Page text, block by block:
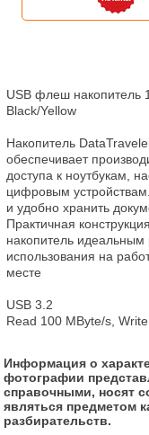
USB флеш накопитель
Black/Yellow
Накопитель
обеспечивает
доступа к ноутбукам,
цифровым
и удобно хранить
Практичная
накопитель
использования на
месте
USB 3.2
Read 100 MByte/s,
Информация о
фотографии
справочными, носят
являться предметом
разбирательств.